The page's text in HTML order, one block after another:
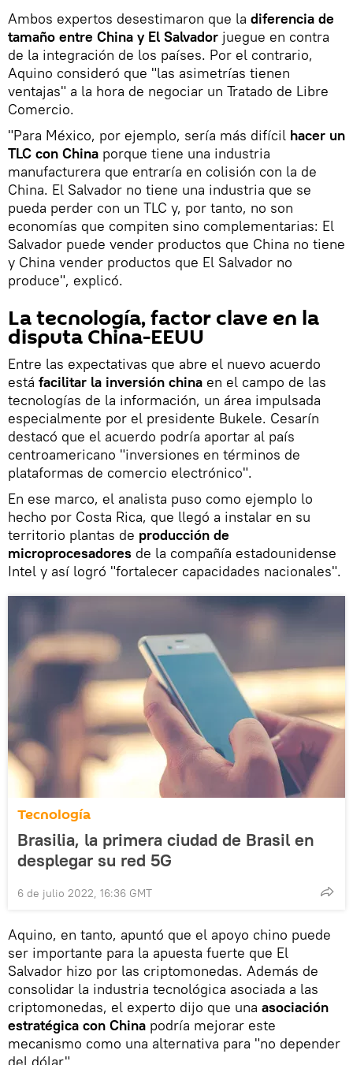
Ambos expertos desestimaron que la diferencia de
tamaño entre China y El Salvador juegue en contra
de la integración de los países. Por el contrario,
Aquino consideró que "las asimetrías tienen
ventajas" a la hora de negociar un Tratado de Libre
Comercio.
"Para México, por ejemplo, sería más difícil hacer un
TLC con China porque tiene una industria
manufacturera que entraría en colisión con la de
China. El Salvador no tiene una industria que se
pueda perder con un TLC y, por tanto, no son
economías que compiten sino complementarias: El
Salvador puede vender productos que China no tiene
y China vender productos que El Salvador no
produce", explicó.
La tecnología, factor clave en la
disputa China-EEUU
Entre las expectativas que abre el nuevo acuerdo
está facilitar la inversión china en el campo de las
tecnologías de la información, un área impulsada
especialmente por el presidente Bukele. Cesarín
destacó que el acuerdo podría aportar al país
centroamericano "inversiones en términos de
plataformas de comercio electrónico".
En ese marco, el analista puso como ejemplo lo
hecho por Costa Rica, que llegó a instalar en su
territorio plantas de producción de
microprocesadores de la compañía estadounidense
Intel y así logró "fortalecer capacidades nacionales".
Tecnología
Brasilia, la primera ciudad de Brasil en
desplegar su red 5G
6 de julio 2022, 16:36 GMT
Aquino, en tanto, apuntó que el apoyo chino puede
ser importante para la apuesta fuerte que El
Salvador hizo por las criptomonedas. Además de
consolidar la industria tecnológica asociada a las
criptomonedas, el experto dijo que una asociación
estratégica con China podría mejorar este
mecanismo como una alternativa para "no depender
del dólar".